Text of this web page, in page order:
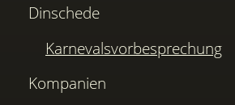
Dinschede
Karnevalsvorbesprechung
Kompanien